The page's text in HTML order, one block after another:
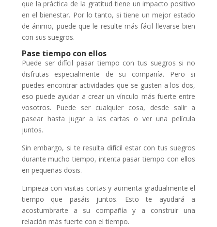
que la práctica de la gratitud tiene un impacto positivo
en el bienestar. Por lo tanto, si tiene un mejor estado
de ánimo, puede que le resulte más fácil llevarse bien
con sus suegros.
Pase tiempo con ellos
Puede ser difícil pasar tiempo con tus suegros si no
disfrutas especialmente de su compañía. Pero si
puedes encontrar actividades que se gusten a los dos,
eso puede ayudar a crear un vínculo más fuerte entre
vosotros. Puede ser cualquier cosa, desde salir a
pasear hasta jugar a las cartas o ver una película
juntos.
Sin embargo, si te resulta difícil estar con tus suegros
durante mucho tiempo, intenta pasar tiempo con ellos
en pequeñas dosis.
Empieza con visitas cortas y aumenta gradualmente el
tiempo que pasáis juntos. Esto te ayudará a
acostumbrarte a su compañía y a construir una
relación más fuerte con el tiempo.